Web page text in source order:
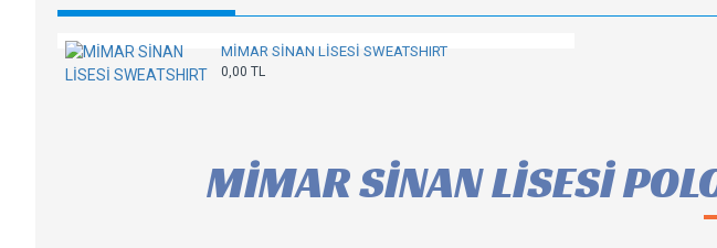
MİMAR SİNAN LİSESİ SWEATSHIRT
0,00 TL
MİMAR SİNAN LİSESİ